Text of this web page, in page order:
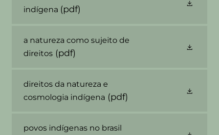
indígena (pdf)
a natureza como sujeito de
direitos (pdf)
direitos da natureza e
cosmologia indígena (pdf)
povos indígenas no brasil